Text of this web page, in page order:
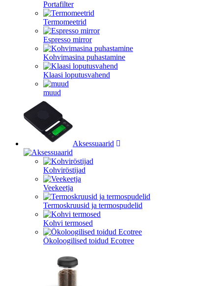
Portafilter
Termomeetrid
Espresso mirror
Kohvimasina puhastamine
Klaasi loputusvahend
muud
Aksessuaarid
Kohviröstijad
Veekeetja
Termoskruusid ja termospudelid
Kohvi termosed
Ökoloogilised toidud Ecotree